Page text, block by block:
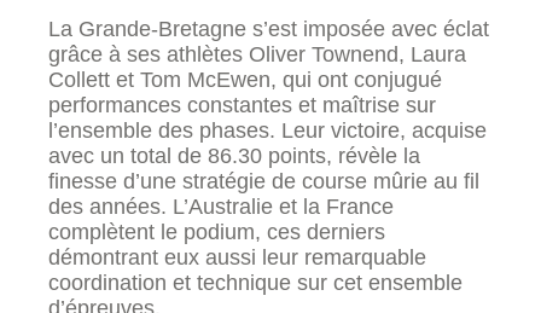
La Grande-Bretagne s’est imposée avec éclat
grâce à ses athlètes Oliver Townend, Laura
Collett et Tom McEwen, qui ont conjugué
performances constantes et maîtrise sur
l’ensemble des phases. Leur victoire, acquise
avec un total de 86.30 points, révèle la
finesse d’une stratégie de course mûrie au fil
des années. L’Australie et la France
complètent le podium, ces derniers
démontrant eux aussi leur remarquable
coordination et technique sur cet ensemble